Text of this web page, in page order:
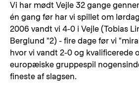
Vi har mødt Vejle 32 gange
én gang før har vi spillet om
2006 vandt vi 4-0 i Vejle (Tobias
Berglund "2) - fire dage før vi
hvor vi vandt 2-0 og kvalificerede
europæiske gruppespil
fineste af slagsen.